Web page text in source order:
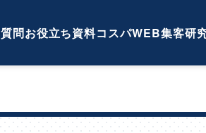
問お役立ち資料コスパWEB集客研